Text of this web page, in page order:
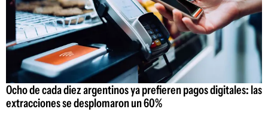
Ocho de cada diez argentinos ya prefieren pagos digitales: las
extracciones se desplomaron un 60%